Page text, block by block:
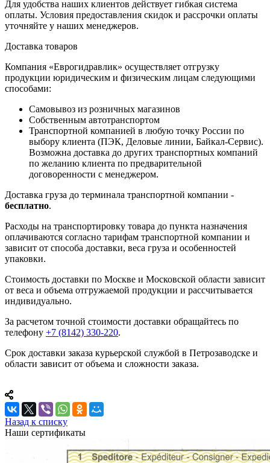
Для удобства наших клиентов действует гибкая система
оплаты. Условия предоставления скидок и рассрочки оплаты
уточняйте у наших менеджеров.
Доставка товаров
Компания «Еврогидравлик» осуществляет отгрузку
продукции юридическим и физическим лицам следующими
способами:
Самовывоз из розничных магазинов
Собственным автотранспортом
Транспортной компанией в любую точку России по
выбору клиента (ПЭК, Деловые линии, Байкал-Сервис).
Возможна доставка до других транспортных компаний
по желанию клиента по предварительной
договоренности с менеджером.
Доставка груза до терминала транспортной компании -
бесплатно.
Расходы на транспортировку товара до пункта назначения
оплачиваются согласно тарифам транспортной компании и
зависит от способа доставки, веса груза и особенностей
упаковки.
Стоимость доставки по Москве и Московской области зависит
от веса и объема отгружаемой продукции и рассчитывается
индивидуально.
За расчетом точной стоимости доставки обращайтесь по
телефону +7 (8142) 330-220.
Срок доставки заказа курьерской службой в Петрозаводске и
области зависит от объема и сложности заказа.
Назад к списку
Наши сертификаты